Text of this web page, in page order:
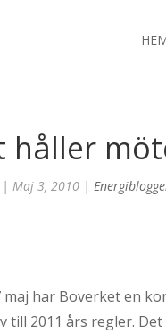
håller
|Maj 3, 2010 |
maj har Boverket en
till 2011 års regler.